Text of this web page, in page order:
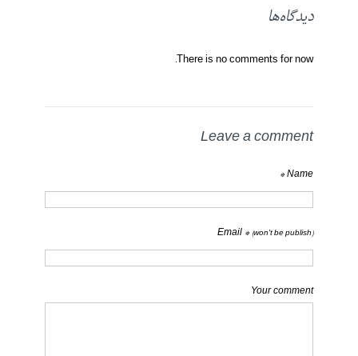
دیدگاه‌ها
There is no comments for now.
Leave a comment
Name *
Email * (won't be publish)
Your comment